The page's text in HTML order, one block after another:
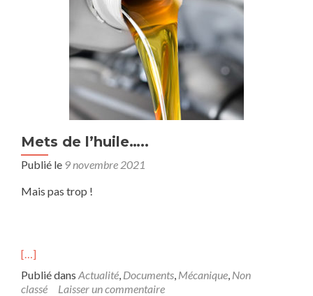
Mets de l’huile…..
Publié le 9 novembre 2021
Mais pas trop !
[…]
Publié dans Actualité, Documents, Mécanique, Non
classé
Laisser un commentaire